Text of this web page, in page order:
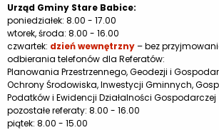
Urząd Gminy Stare Babice:
poniedziałek: 8.00 - 17.00
wtorek, środa: 8.00 - 16.00
czwartek: dzień wewnętrzny– bez
odbierania telefonów dla Referatów:
Planowania Przestrzennego, Geodezji i
Ochrony Środowiska, Inwestycji Gminnych,
Podatków i Ewidencji Działalności Gospodarczej
pozostałe referaty: 8.00 - 16.00
piątek: 8.00 - 15.00